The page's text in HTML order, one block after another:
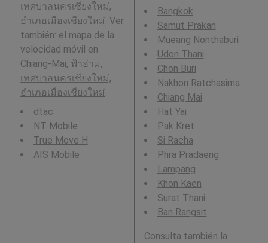
เทศบาลนครเชียงใหม่,
อำเภอเมืองเชียงใหม่. Ver
también: el mapa de la
velocidad móvil en
Chiang-Mai, ฟ้าฮ่าม,
เทศบาลนครเชียงใหม่,
อำเภอเมืองเชียงใหม่.
dtac
NT Mobile
True Move H
AIS Mobile
Bangkok
Samut Prakan
Mueang Nonthaburi
Udon Thani
Chon Buri
Nakhon Ratchasima
Chiang Mai
Hat Yai
Pak Kret
Si Racha
Phra Pradaeng
Lampang
Khon Kaen
Surat Thani
Ban Rangsit
Consulta también la